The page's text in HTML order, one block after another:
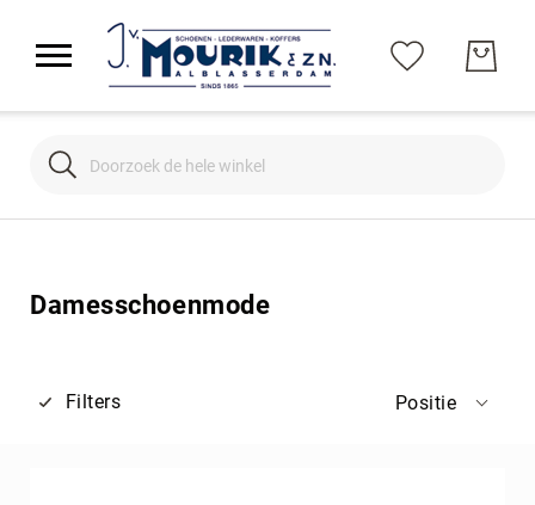
Search
Damesschoenmode
Filters Positie